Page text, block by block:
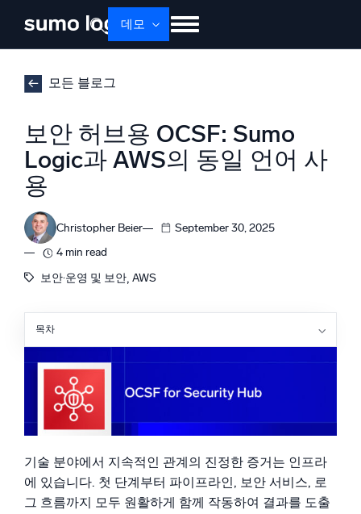
데모
제품 솔루션
Dojo AI 새로움
멀티에이전트 AI 플랫폼
플랫폼
독자 알고리즘, 머신러닝 및 생성형 AI
지능형 보안 운영
SIEM
보안을 위한 로그
강력한 로그 가시성으로 클라우드 보안 강화
모든 블로그
보안 허브용 OCSF: Sumo
Logic과 AWS의 동일 언어 사
용
Christopher Beier
September 30, 2025
4 min read
보안·운영 및 보안, AWS
목차
OCSF: 실질적으로 중요한 파이프라인
Sumo Logic, 포맷을 늘리는 식상함이 아닌 실제 결과를 제
보안 운영 리더에게 의미하는 바
기술 분야에서 지속적인 관계의 진정한 증거는 인프라
에 있습니다. 첫 단계부터 파이프라인, 보안 서비스, 로
그 흐름까지 모두 원활하게 함께 작동하여 결과를 도출